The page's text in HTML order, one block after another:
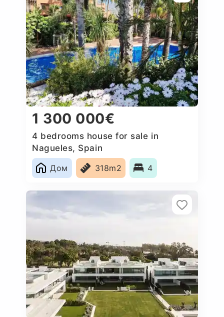
1 300 000€
4 bedrooms house for sale in
Nagueles, Spain
Дом
318m2 4